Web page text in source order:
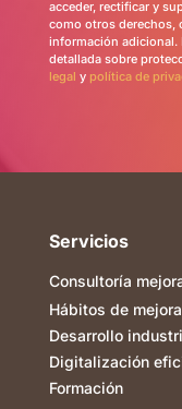
acceder, rectificar y
como otros derechos,
información
detallada sobre
legal y política de
Servicios
Consultoría
Hábitos de
Desarrollo
Digitalización
Formación